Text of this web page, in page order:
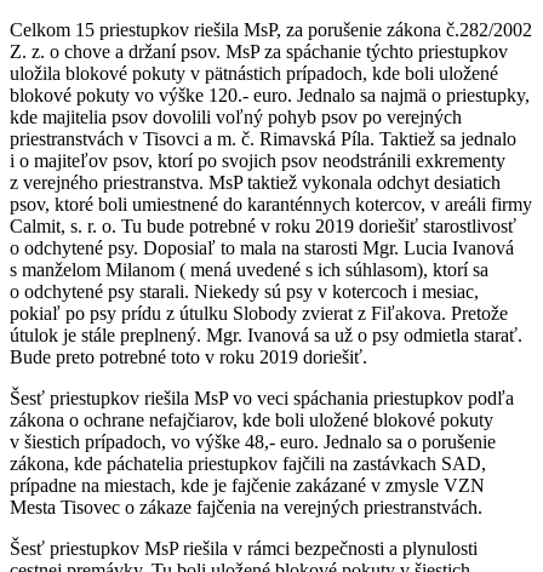
Celkom 15 priestupkov riešila MsP, za porušenie zákona č.282/2002
Z. z. o chove a držaní psov. MsP za spáchanie týchto priestupkov
uložila blokové pokuty v pätnástich prípadoch, kde boli uložené
blokové pokuty vo výške 120.- euro. Jednalo sa najmä o priestupky,
kde majitelia psov dovolili voľný pohyb psov po verejných
priestranstvách v Tisovci a m. č. Rimavská Píla. Taktiež sa jednalo
i o majiteľov psov, ktorí po svojich psov neodstránili exkrementy
z verejného priestranstva. MsP taktiež vykonala odchyt desiatich
psov, ktoré boli umiestnené do karanténnych kotercov, v areáli firmy
Calmit, s. r. o. Tu bude potrebné v roku 2019 doriešiť starostlivosť
o odchytené psy. Doposiaľ to mala na starosti Mgr. Lucia Ivanová
s manželom Milanom ( mená uvedené s ich súhlasom), ktorí sa
o odchytené psy starali. Niekedy sú psy v kotercoch i mesiac,
pokiaľ po psy prídu z útulku Slobody zvierat z Fiľakova. Pretože
útulok je stále preplnený. Mgr. Ivanová sa už o psy odmietla starať.
Bude preto potrebné toto v roku 2019 doriešiť.
Šesť priestupkov riešila MsP vo veci spáchania priestupkov podľa
zákona o ochrane nefajčiarov, kde boli uložené blokové pokuty
v šiestich prípadoch, vo výške 48,- euro. Jednalo sa o porušenie
zákona, kde páchatelia priestupkov fajčili na zastávkach SAD,
prípadne na miestach, kde je fajčenie zakázané v zmysle VZN
Mesta Tisovec o zákaze fajčenia na verejných priestranstvách.
Šesť priestupkov MsP riešila v rámci bezpečnosti a plynulosti